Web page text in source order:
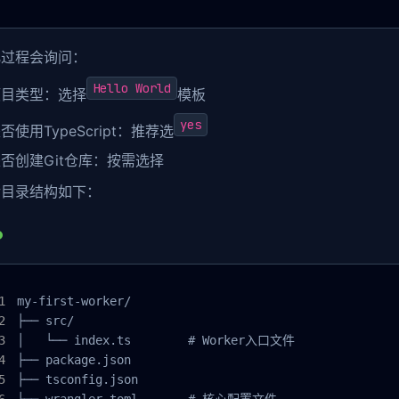
程会询问：
类型：选择 Hello World 模板
使用TypeScript：推荐选 yes
创建Git仓库：按需选择
录结构如下：
my-first-worker/
├── src/
│   └── index.ts        # Worker入口文件
├── package.json
├── tsconfig.json